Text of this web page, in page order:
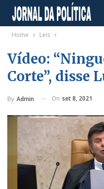
Home Leis
Vídeo:
Corte”, disse
By Admin On set 8, 2021